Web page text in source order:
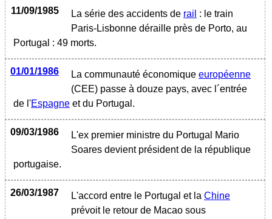
11/09/1985 La série des accidents de rail : le train
Paris-Lisbonne déraille près de Porto, au
Portugal : 49 morts.
01/01/1986 La communauté économique européenne
(CEE) passe à douze pays, avec l´entrée
de l'Espagne et du Portugal.
09/03/1986
L'ex premier ministre du Portugal Mario
Soares devient président de la république
portugaise.
26/03/1987 L'accord entre le Portugal et la Chine
prévoit le retour de Macao sous